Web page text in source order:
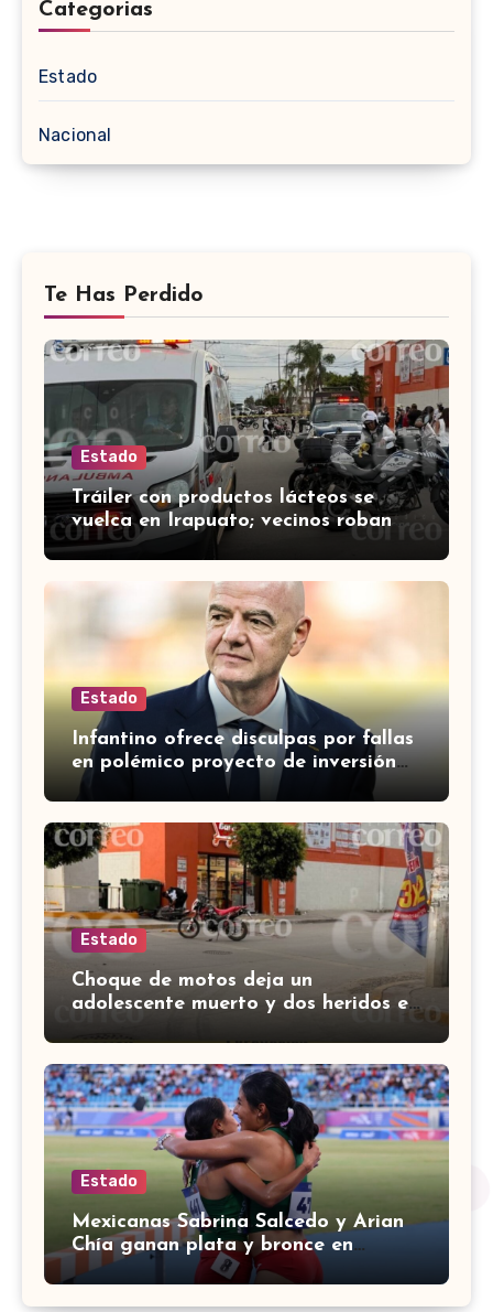
Categorias
Estado
Nacional
Te Has Perdido
Estado
Tráiler con productos lácteos se
vuelca en Irapuato; vecinos roban
carga en lugar de auxiliar a heridos
Estado
Infantino ofrece disculpas por fallas
en polémico proyecto de inversión
privada de la FIFA
Estado
Choque de motos deja un
adolescente muerto y dos heridos en
colina Los Presidentes, en León
Estado
Mexicanas Sabrina Salcedo y Arian
Chía ganan plata y bronce en
3000m con obstáculos en